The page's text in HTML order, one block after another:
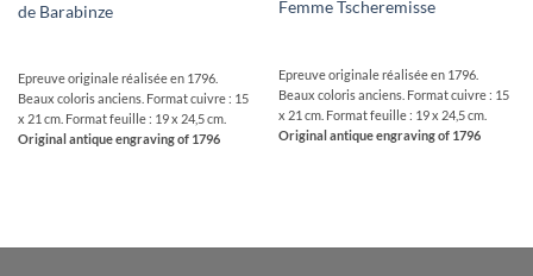
de Barabinze
Epreuve originale réalisée en 1796.
Beaux coloris anciens. Format cuivre : 15
x 21 cm. Format feuille : 19 x 24,5 cm.
Original antique engraving of 1796
Femme Tscheremisse
Epreuve originale réalisée en 1796.
Beaux coloris anciens. Format cuivre : 15
x 21 cm. Format feuille : 19 x 24,5 cm.
Original antique engraving of 1796